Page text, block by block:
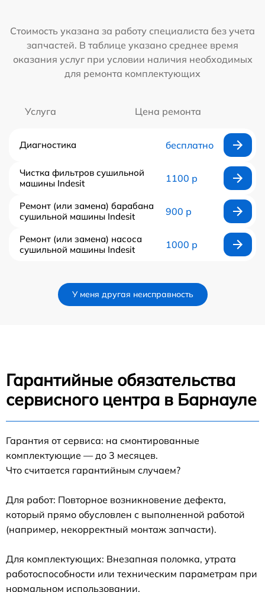
Стоимость указана за работу специалиста без учета
запчастей. В таблице указано среднее время
оказания услуг при условии наличия необходимых
для ремонта комплектующих
Услуга Цена ремонта
Диагностика бесплатно
Чистка фильтров сушильной
машины Indesit
1100 р
Ремонт (или замена) барабана
сушильной машины Indesit
900 р
Ремонт (или замена) насоса
сушильной машины Indesit
1000 р
У меня другая неисправность
Гарантийные обязательства
сервисного центра в Барнауле
Гарантия от сервиса: на смонтированные
комплектующие — до 3 месяцев.
Что считается гарантийным случаем?
Для работ: Повторное возникновение дефекта,
который прямо обусловлен с выполненной работой
(например, некорректный монтаж запчасти).
Для комплектующих: Внезапная поломка, утрата
работоспособности или техническим параметрам при
нормальном использовании.